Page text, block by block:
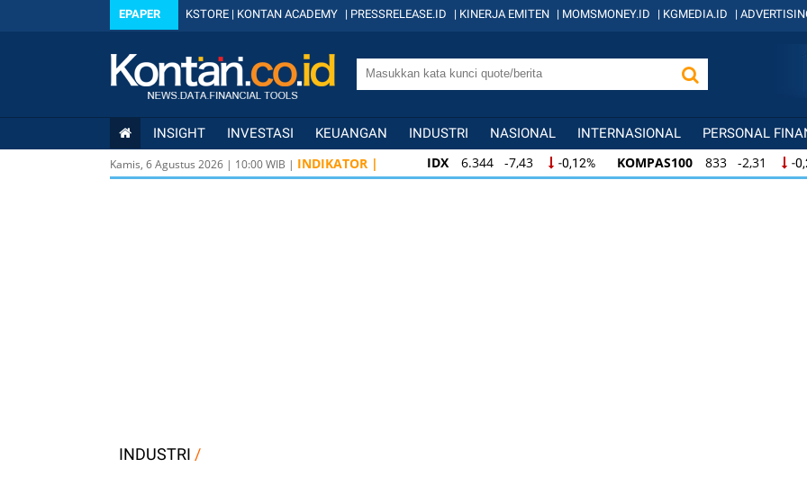
EPAPER KSTORE | KONTAN ACADEMY | PRESSRELEASE.ID | KINERJA EMITEN | MOMSMONEY.ID | KGMEDIA.ID |
INSIGHT INVESTASI KEUANGAN INDUSTRI NASIONAL INTERNASIONAL PERSONAL
Kamis, 6 Agustus 2026 | 10:00WIB | INDIKATOR | IDX 6.344 -7,43 -0,12% KOMPAS100 833 -2,31 -
IDX 6.344 -7,43 -0,12% KOMPAS100 833 -2,31 -
INDUSTRI /